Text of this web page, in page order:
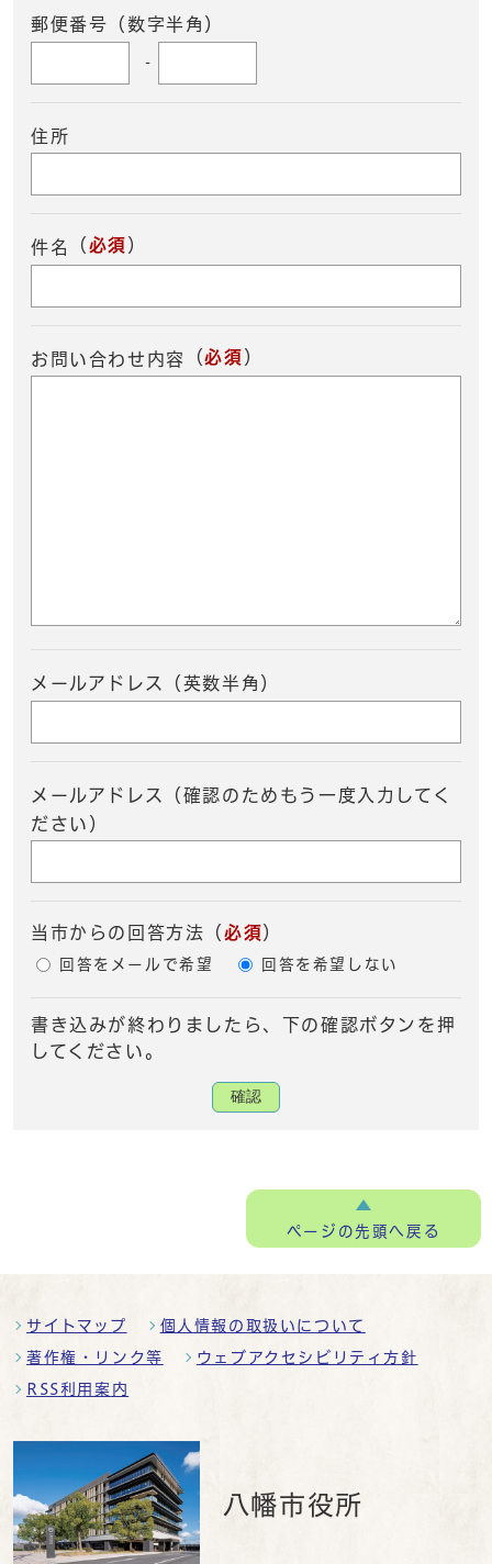
郵便番号（数字半角）
-
住所
件名 （ 必須 ）
お問い合わせ内容 （必須 ）
メールアドレス（英数半角）
メールアドレス（確認のためもう一度入力してく
ださい）
当市からの回答方法 （ 必須）
回答をメールで希望 回答を希望しない
書き込みが終わりましたら、下の確認ボタンを押
してください。
確認
ページの先頭へ戻る
サイトマップ 個人情報の取扱いについて
著作権・リンク等 ウェブアクセシビリティ方針
RSS利用案内
八幡市役所